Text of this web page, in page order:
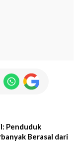
Penduduk
Berasal dari